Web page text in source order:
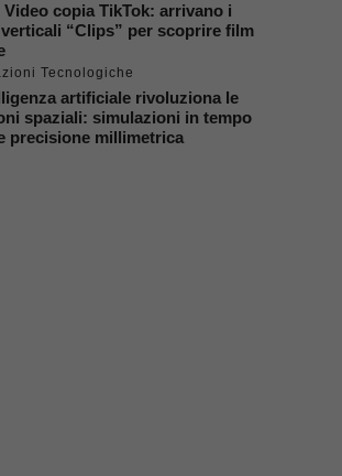
Video copia TikTok: arrivano i
“Clips” per scoprire film
Tecnologiche
artificiale rivoluziona le
spaziali: simulazioni in tempo
precisione millimetrica